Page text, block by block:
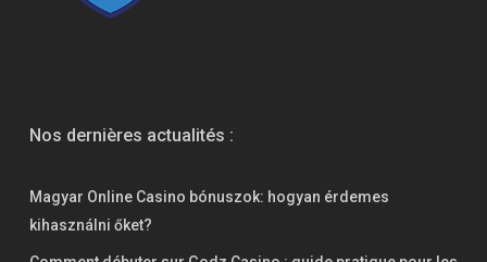
Nos dernières actualités :
Magyar Online Casino bónuszok: hogyan érdemes
kihasználni őket?